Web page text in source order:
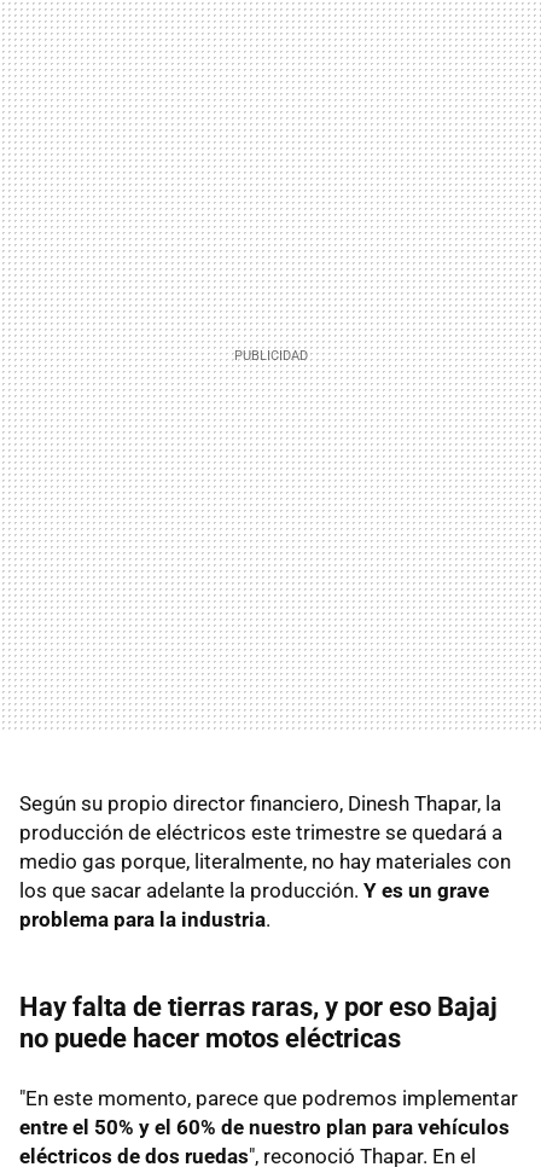
Según su propio director financiero, Dinesh Thapar, la
producción de eléctricos este trimestre se quedará a
medio gas porque, literalmente, no hay materiales con
los que sacar adelante la producción. Y es un grave
problema para la industria.
Hay falta de tierras raras, y por eso Bajaj
no puede hacer motos eléctricas
"En este momento, parece que podremos implementar
entre el 50% y el 60% de nuestro plan para vehículos
eléctricos de dos ruedas", reconoció Thapar. En el